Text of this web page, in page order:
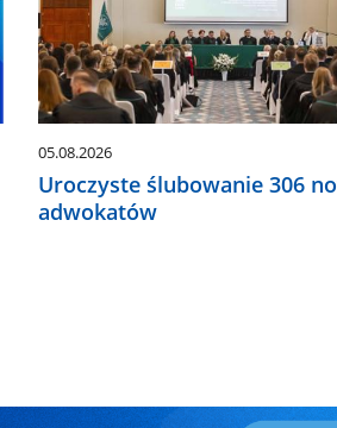
05.08.2026
Uroczyste ślubowanie 306
adwokatów